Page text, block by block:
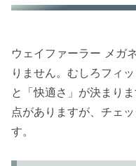
ウェイファーラー メガ
りません。むしろフィ
と「快適さ」が決まり
点がありますが、チェ
す。